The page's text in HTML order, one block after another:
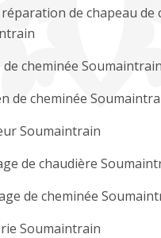
de chapeau de
cheminée Soumaintrain
de cheminée
Soumaintrain
de chaudière
de cheminée
Soumaintrain